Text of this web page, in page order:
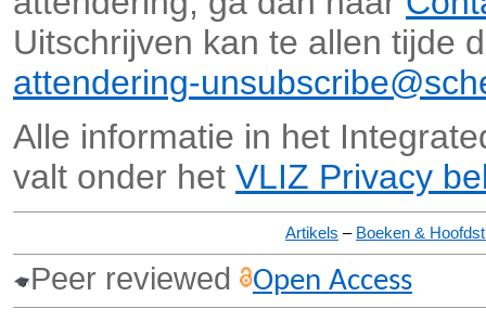
Uitschrijven kan te allen tijde
attendering-
Alle informatie in het
valt onder het VLIZ Privacy
Artikels – Boeken &
Peer reviewed Open Access